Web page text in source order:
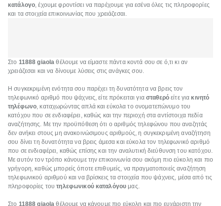
κατάλογο, έχουμε φροντίσει να παρέχουμε για εσένα όλες τις πληροφορίες
και τα στοιχεία επικοινωνίας που χρειάζεσαι.
Στο 11888 giaola θέλουμε να είμαστε πάντα κοντά σου σε ό,τι κι αν
χρειάζεσαι και να δίνουμε λύσεις στις ανάγκες σου.
Η συγκεκριμένη ενότητα σου παρέχει τη δυνατότητα να βρεις τον
τηλεφωνικό αριθμό που ψάχνεις, είτε πρόκειται γιασταθερό είτε για κινητό
τηλέφωνο, καταχωρώντας απλά και εύκολα το ονοματεπώνυμο του
κατόχου που σε ενδιαφέρει, καθώς και την περιοχή στα αντίστοιχα πεδία
αναζήτησης. Με την προϋπόθεση ότι ο αριθμός τηλεφώνου που αναζητάς
δεν ανήκει στους μη ανακοινώσιμους αριθμούς, η συγκεκριμένη αναζήτηση
σου δίνει τη δυνατότητα να βρεις άμεσα και εύκολα τον τηλεφωνικό αριθμό
που σε ενδιαφέρει, καθώς επίσης και την αναλυτική διεύθυνση του κατόχου.
Με αυτόν τον τρόπο κάνουμε την επικοινωνία σου ακόμη πιο εύκολη και πιο
γρήγορη, καθώς μπορείς όποτε επιθυμείς, να πραγματοποιείς αναζήτηση
τηλεφωνικού αριθμού και να βρίσκεις τα στοιχεία που ψάχνεις, μέσα από τις
πληροφορίες τουτηλεφωνικού καταλόγου μας.
Στο 11888 giaola θέλουμε να κάνουμε πιο εύκολη και πιο ευχάριστη την